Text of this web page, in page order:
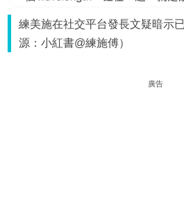
練美施在社交平台發長文疑暗示
源：小紅書@練施傅）
廣告